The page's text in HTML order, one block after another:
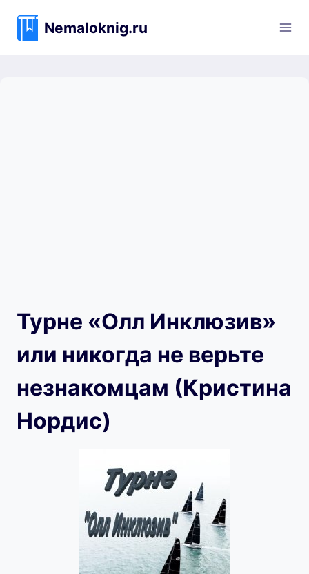
содержимому
Nemaloknig.ru
Турне «Олл Инклюзив»
или никогда не верьте
незнакомцам (Кристина
Нордис)